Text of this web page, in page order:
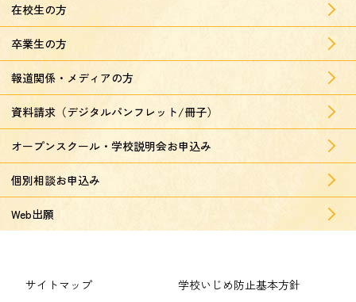
在校生の方
卒業生の方
報道関係・メディアの方
資料請求（デジタルパンフレット/冊子）
オープンスクール・学校説明会お申込み
個別相談お申込み
Web出願
サイトマップ 学校いじめ防止基本方針